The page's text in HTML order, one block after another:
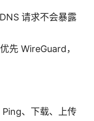
请求不会暴露
先 WireGuard，
、下载、上传